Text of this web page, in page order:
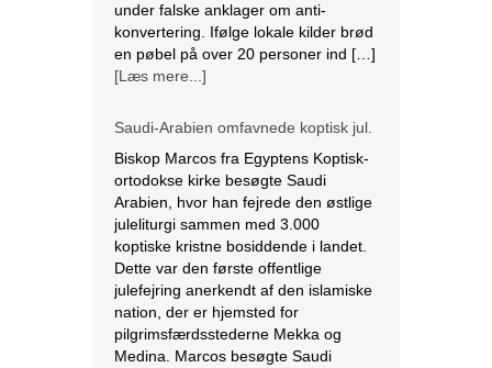
under falske anklager om anti-
konvertering. Ifølge lokale kilder brød
en pøbel på over 20 personer ind […]
[Læs mere...]
Saudi-Arabien omfavnede koptisk jul.
Biskop Marcos fra Egyptens Koptisk-
ortodokse kirke besøgte Saudi
Arabien, hvor han fejrede den østlige
juleliturgi sammen med 3.000
koptiske kristne bosiddende i landet.
Dette var den første offentlige
julefejring anerkendt af den islamiske
nation, der er hjemsted for
pilgrimsfærdsstederne Mekka og
Medina. Marcos besøgte Saudi